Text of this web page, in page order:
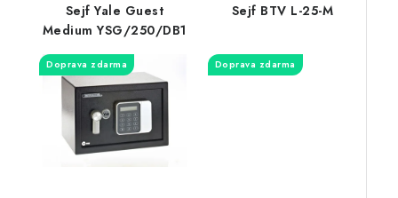
Sejf Yale Guest
Medium YSG/250/DB1
Doprava zdarma
Sejf BTV L-25-M
Doprava zdarma